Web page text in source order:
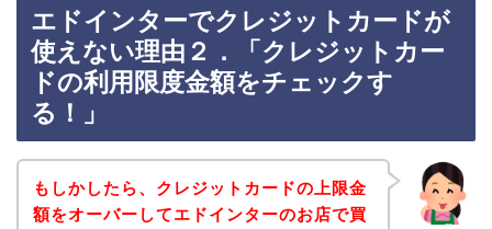
エドインターでクレジットカードが
使えない理由２．「クレジットカー
ドの利用限度金額をチェックす
る！」
もしかしたら、クレジットカードの上限金
額をオーバーしてエドインターのお店で買